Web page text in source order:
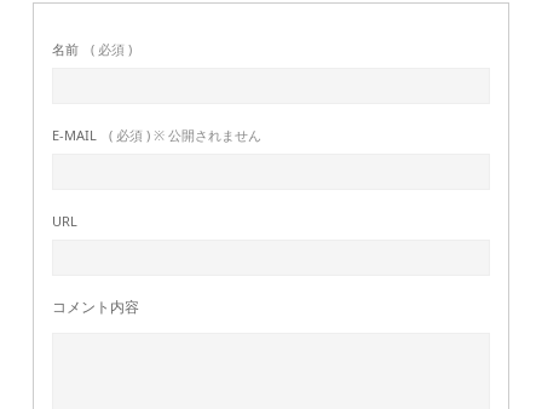
名前 ( 必須 )
E-MAIL ( 必須 ) ※ 公開されません
URL
コメント内容